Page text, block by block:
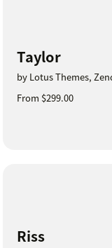
Taylor
by Lotus Themes,
From $299.00
Riss